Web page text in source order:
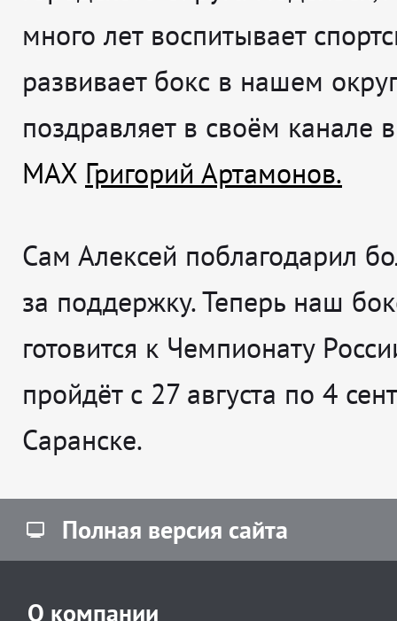
много лет воспитывает
развивает бокс в нашем
поздравляет в своём канале в
MAX Григорий Артамонов.
Сам Алексей поблагодарил
за поддержку. Теперь наш
готовится к Чемпионату
пройдёт с 27 августа по 4
Саранске.
Полная версия сайта
О компании